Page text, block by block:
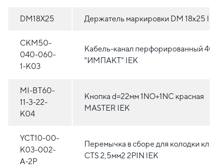
DM18X25 Держатель маркировки DM 18x25
CKM50-
040-060-
1-K03
Кабель-канал перфорированный
"ИМПАКТ" IEK
MI-BT60-
11-3-22-
K04
Кнопка d=22мм 1NO+1NC красная
MASTER IEK
YCT10-00-
K03-002-
A-2P
Перемычка в сборе для колодки
CTS 2,5мм2 2PIN IEK